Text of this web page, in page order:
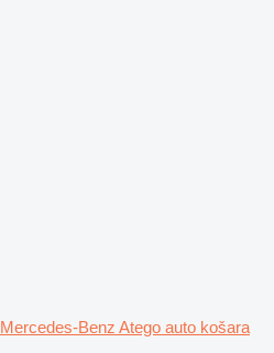
Mercedes-Benz Atego auto košara